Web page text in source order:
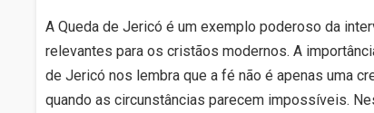
A Queda de Jericó é um exemplo poderoso da
relevantes para os cristãos modernos. A
de Jericó nos lembra que a fé não é apenas uma
quando as circunstâncias parecem impossíveis.